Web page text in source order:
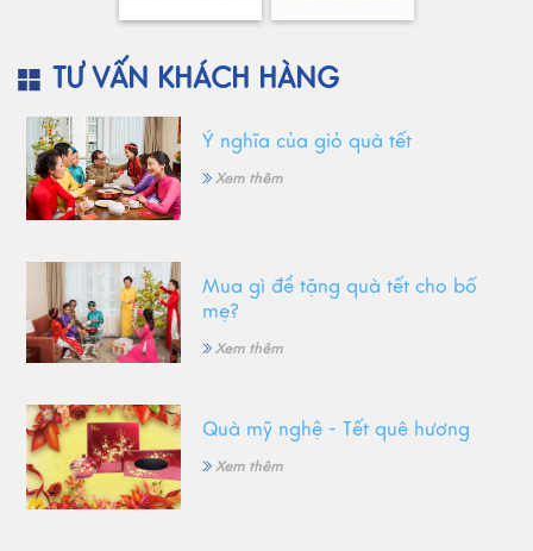
TƯ VẤN KHÁCH HÀNG
Ý nghĩa của giỏ quà tết
Xem thêm
Mua gì để tặng quà tết cho bố
mẹ?
Xem thêm
Quà mỹ nghệ - Tết quê hương
Xem thêm